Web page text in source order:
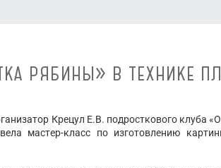
РЯБИНЫ» В ТЕХНИКЕ
Крецул Е.В. подросткового клуба
мастер-класс по изготовлению